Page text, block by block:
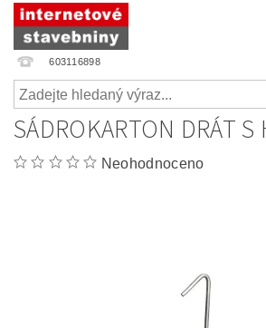
603116898
SÁDROKARTON DRÁT S
Neohodnoceno